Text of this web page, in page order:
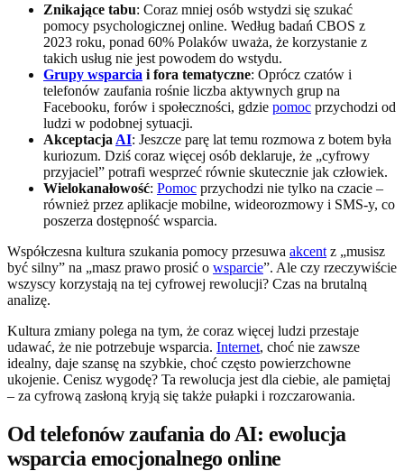
Znikające tabu: Coraz mniej osób wstydzi się szukać
pomocy psychologicznej online. Według badań CBOS z
2023 roku, ponad 60% Polaków uważa, że korzystanie z
takich usług nie jest powodem do wstydu.
Grupy wsparcia i fora tematyczne: Oprócz czatów i
telefonów zaufania rośnie liczba aktywnych grup na
Facebooku, forów i społeczności, gdzie pomoc przychodzi od
ludzi w podobnej sytuacji.
Akceptacja AI: Jeszcze parę lat temu rozmowa z botem była
kuriozum. Dziś coraz więcej osób deklaruje, że „cyfrowy
przyjaciel” potrafi wesprzeć równie skutecznie jak człowiek.
Wielokanałowość: Pomoc przychodzi nie tylko na czacie –
również przez aplikacje mobilne, wideorozmowy i SMS-y, co
poszerza dostępność wsparcia.
Współczesna kultura szukania pomocy przesuwa akcent z „musisz
być silny” na „masz prawo prosić o wsparcie”. Ale czy rzeczywiście
wszyscy korzystają na tej cyfrowej rewolucji? Czas na brutalną
analizę.
Kultura zmiany polega na tym, że coraz więcej ludzi przestaje
udawać, że nie potrzebuje wsparcia. Internet, choć nie zawsze
idealny, daje szansę na szybkie, choć często powierzchowne
ukojenie. Cenisz wygodę? Ta rewolucja jest dla ciebie, ale pamiętaj
– za cyfrową zasłoną kryją się także pułapki i rozczarowania.
Od telefonów zaufania do AI: ewolucja
wsparcia emocjonalnego online